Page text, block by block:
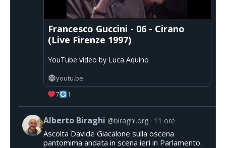
Francesco Guccini - 06 - Cirano
(Live Firenze 1997)
YouTube video by Luca Aquino
youtu.be
7
1
Alberto Biraghi @biraghi.org 11 ore
Ascolta Davide Giacalone sulla oscena
pantomima andata in scena ieri in Parlamento.